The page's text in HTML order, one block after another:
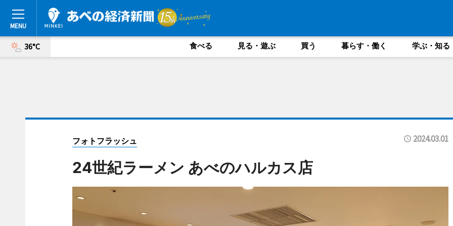
36°C 食べる 見る・遊ぶ 買う 暮らす・働く 学ぶ・知る
フォトフラッシュ 2024.03.01
24世紀ラーメン あべのハルカス店